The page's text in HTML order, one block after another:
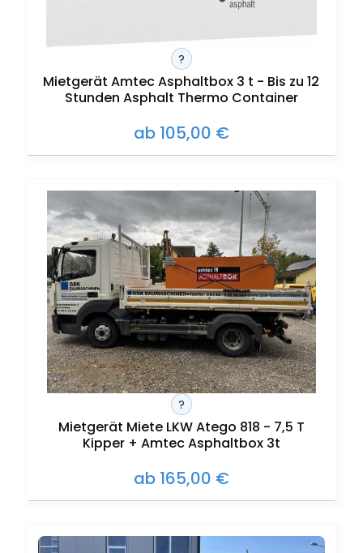
?
Mietgerät Amtec Asphaltbox 3 t - Bis zu 12
Stunden Asphalt Thermo Container
ab 105,00 €
?
Mietgerät Miete LKW Atego 818 - 7,5 T
Kipper + Amtec Asphaltbox 3t
ab 165,00 €